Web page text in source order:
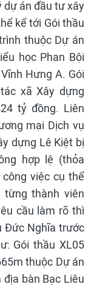
dự án đầu tư xây
kể tới Gói thầu
thuộc Dự án
học Phan Bội
Hưng A. Gói
xã Xây dựng
tỷ đồng. Liên
mại Dịch vụ
dựng Lê Kiệt bị
hợp lệ (thỏa
việc cụ thể
thành viên
cầu làm rõ thì
Đức Nghĩa trước
Gói thầu XL05
thuộc Dự án
địa bàn Bạc Liêu